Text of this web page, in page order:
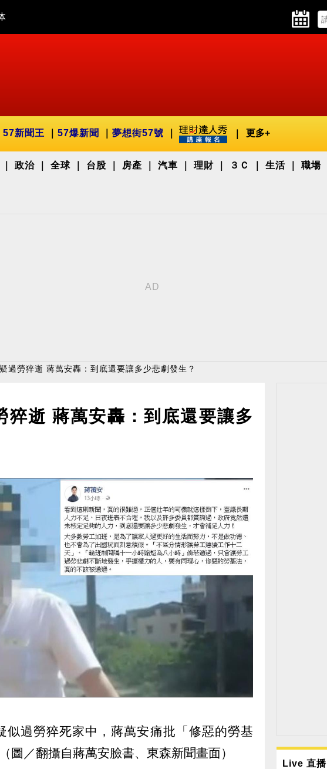
57新聞王 57爆新聞 夢想街57號 更多+
政治 全球 台股 房產 汽車 理財 ３Ｃ 生活 職場
過勞猝逝 蔣萬安轟：到底還要讓多少悲劇發生？
猝逝 蔣萬安轟：到底還要讓多
過勞猝死家中，蔣萬安痛批「修惡的勞基
圖／翻攝自蔣萬安臉書、東森新聞畫面）
Live 直播